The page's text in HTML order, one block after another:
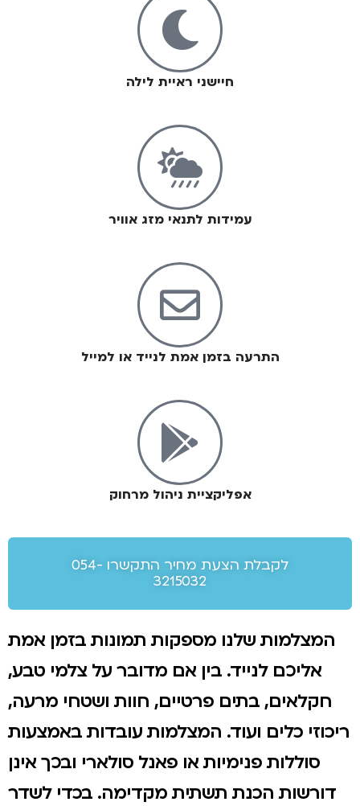
חיישני ראיית לילה
עמידות לתנאי מזג אוויר
התרעה בזמן אמת לנייד או למייל
אפליקציית ניהול מרחוק
לקבלת הצעת מחיר התקשרו 054-
3215032
המצלמות שלנו מספקות תמונות בזמן אמת
אליכם לנייד. בין אם מדובר על צלמי טבע,
חקלאים, בתים פרטיים, חוות ושטחי מרעה,
ריכוזי כלים ועוד. המצלמות עובדות באמצעות
סוללות פנימיות או פאנל סולארי ובכך אינן
דורשות הכנת תשתית מקדימה. בכדי לשדר